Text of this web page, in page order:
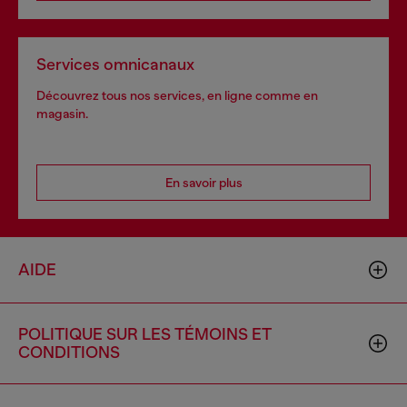
Services omnicanaux
Découvrez tous nos services, en ligne comme en
magasin.
En savoir plus
AIDE
POLITIQUE SUR LES TÉMOINS ET
CONDITIONS